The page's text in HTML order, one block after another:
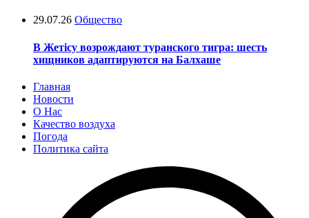
29.07.26 Общество
В Жетісу возрождают туранского тигра: шесть
хищников адаптируются на Балхаше
Главная
Новости
О Нас
Качество воздуха
Погода
Политика сайта